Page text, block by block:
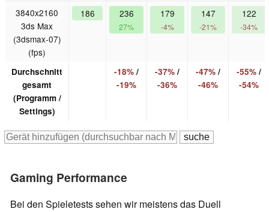
3840x2160
3ds Max
(3dsmax-07)
(fps)
186 236
27%
179
-4%
147
-21%
122
-34%
Durchschnitt
gesamt
(Programm /
Settings)
-18% /
-19%
-37% /
-36%
-47% /
-46%
-55% /
-54%
Gaming Performance
Bei den Spieletests sehen wir meistens das Duell